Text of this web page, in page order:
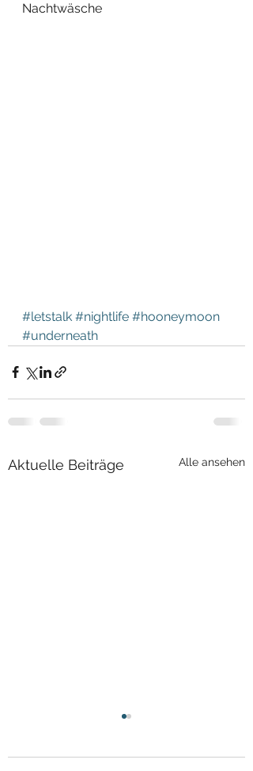
Nachtwäsche
#letstalk #nightlife #hooneymoon
#underneath
Aktuelle Beiträge Alle ansehen